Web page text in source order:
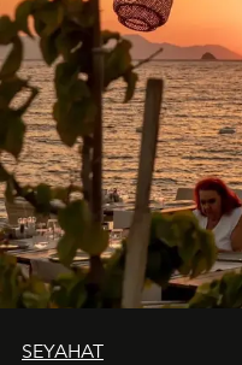
SEYAHAT